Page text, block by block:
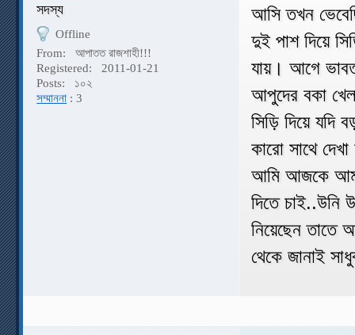
সদস্য
Offline
From:
আপাতত রাজশাহী!!!
Registered:
2011-01-21
Posts:
১০২
সম্মাননা : 3
আসি তখন
দুই পাশ দিয়ে
যায়। আগে
আপুদের বকা
সিড়ি দিয়ে
কারো সাথে
আমি আজকে
দিতে চাই..উনি
নিয়েছেন
থেকে জানাই